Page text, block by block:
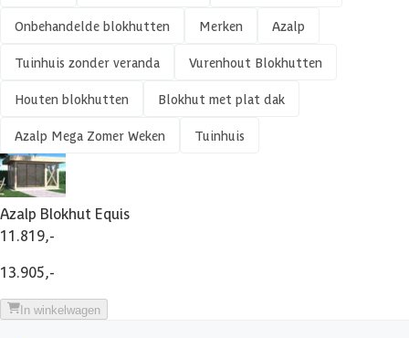
Isolatieglas
Veranda
Afmetingen deur
Isolatieglas
Soort dak
Onbehandelde blokhutten Merken Azalp
Tuinhuis zonder veranda Vurenhout Blokhutten
Houten blokhutten Blokhut met plat dak
Azalp Mega Zomer Weken Tuinhuis
Azalp Blokhut Equis
11.819,-
13.905,-
In winkelwagen